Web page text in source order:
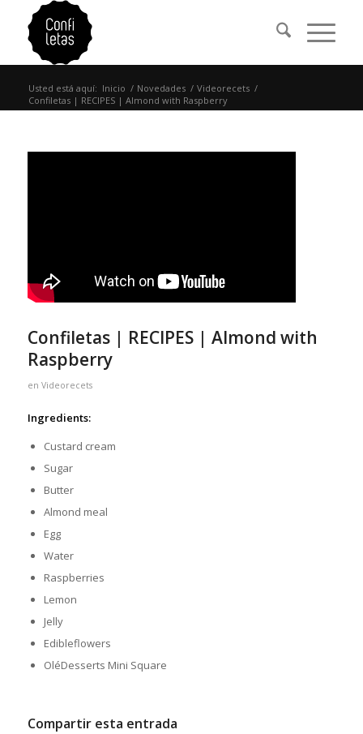
Usted está aquí: Inicio / Novedades / Videorecets /
Confiletas | RECIPES | Almond with Raspberry
Confiletas | RECIPES | Almond with
Raspberry
en Videorecets
Ingredients:
Custard cream
Sugar
Butter
Almond meal
Egg
Water
Raspberries
Lemon
Jelly
Edibleflowers
OléDesserts Mini Square
Compartir esta entrada